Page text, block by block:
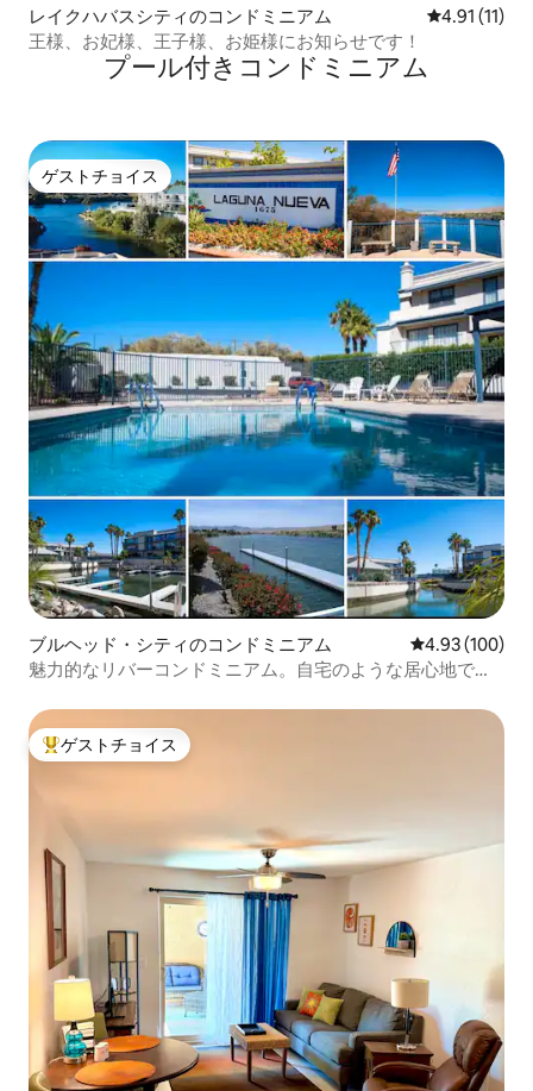
レイクハバスシティのコンドミニアム レビュー11
4.91 (11)
王様、お妃様、王子様、お姫様にお知らせです！
プール付きコンドミニアム
ゲストチョイス
ゲストチョイス
ブルヘッド・シティのコンドミニアム レビュー100
4.93 (100)
魅力的なリバーコンドミニアム。自宅のような居心地で
大好評のゲストチョイスです。
ゲストチョイス